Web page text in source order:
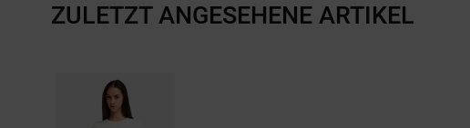
ZULETZT ANGESEHENE ARTIKEL